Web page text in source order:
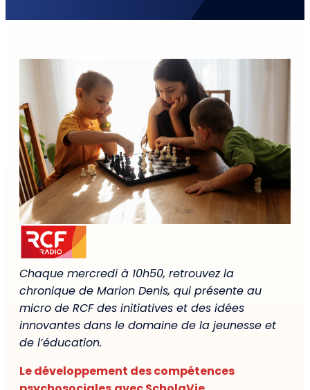
Chaque mercredi à 10h50, retrouvez la
chronique de Marion Denis, qui présente au
micro de RCF des initiatives et des idées
innovantes dans le domaine de la jeunesse et
de l’éducation.
Le développement des compétences